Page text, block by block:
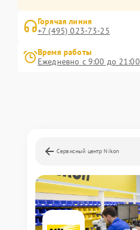
Горячая линия
+7 (495) 023-73-25
Время работы
Ежедневно с 9:00 до 21:00
Сервисный центр Nikon